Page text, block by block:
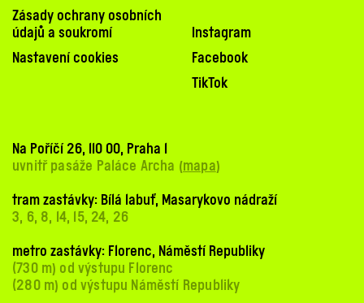
Zásady ochrany osobních
údajů a soukromí
Nastavení cookies
Instagram
Facebook
TikTok
Na Poříčí 26, 110 00, Praha 1
uvnitř pasáže Paláce Archa (mapa)
tram zastávky: Bílá labuť, Masarykovo nádraží
3, 6, 8, 14, 15, 24, 26
metro zastávky: Florenc, Náměstí Republiky
(730 m) od výstupu Florenc
(280 m) od výstupu Náměstí Republiky